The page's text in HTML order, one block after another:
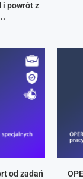
i powrót z
od zadań